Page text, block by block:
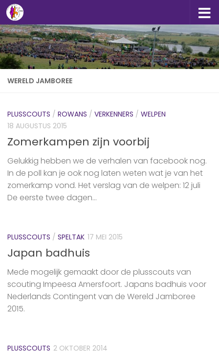
Doorgaan naar inhoud
WERELD JAMBOREE
PLUSSCOUTS / ROWANS / VERKENNERS / WELPEN
18 AUGUSTUS 2015
Zomerkampen zijn voorbij
Gelukkig hebben we de verhalen van facebook nog.
In de poll kan je ook nog laten weten wat je van het
zomerkamp vond. Het verslag van de welpen: 12 juli
De eerste twee dagen...
PLUSSCOUTS / SPELTAK 17 MEI 2015
Japan badhuis
Mede mogelijk gemaakt door ‪de ‎plusscouts‬ van
scouting Impeesa Amersfoort. Japans badhuis voor
Nederlands Contingent ‪van de Wereld Jamboree
2015‬.
PLUSSCOUTS 2 OKTOBER 2014